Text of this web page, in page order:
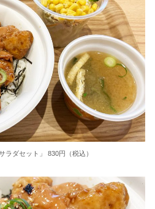
ラダセット」 830円（税込）